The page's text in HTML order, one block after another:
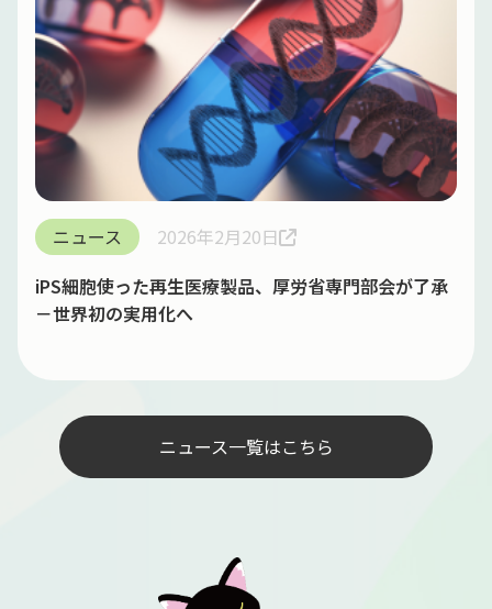
ニュース
2026年2月20日
iPS細胞使った再生医療製品、厚労省専門部会が了承
－世界初の実用化へ
ニュース一覧はこちら